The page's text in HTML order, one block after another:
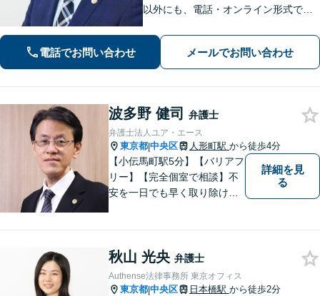
以外にも、電話・オンライン形式での
にご相談頂くことで、今のご不安が和
らぐとともに、問題解決のために前に
進むことができます。
電話でお問い合わせ メールでお問い合わせ
波多野 健司 弁護士
弁護士法人ユア・エース
東京都|中央区 人形町駅 から徒歩4分
【小伝馬町駅5分】【バリアフ
リー】【完全個室で相談】不
安を一日でも早く取り除ける
める最高の結果にこだわり続
けたいと考えております。 お
気軽にご相談ください。
詳細を見
る
秋山 光央 弁護士
Authense法律事務所 東京オフィス
東京都|中央区 日本橋駅 から徒歩2分